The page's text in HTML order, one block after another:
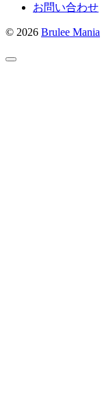
お問い合わせ
© 2026 Brulee Mania